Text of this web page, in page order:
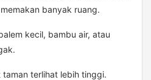
banyak ruang.
kecil, bambu air, atau
terlihat lebih tinggi.